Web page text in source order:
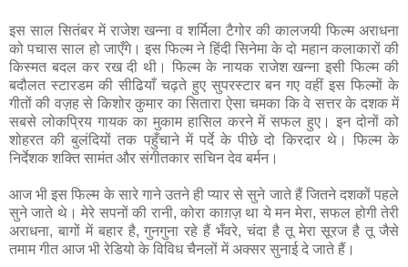
इस साल सितंबर में राजेश खन्ना व शर्मिला टैगोर की कालजयी फिल्म अराधना
को पचास साल हो जाएँगे। इस फिल्म ने हिंदी सिनेमा के दो महान कलाकारों की
किस्मत बदल कर रख दी थी। फिल्म के नायक राजेश खन्ना इसी फिल्म की
बदौलत स्टारडम की सीढियाँ चढ़ते हुए सुपरस्टार बन गए वहीं इस फिल्मों के
गीतों की वज़ह से किशोर कुमार का सितारा ऐसा चमका कि वे सत्तर के दशक में
सबसे लोकप्रिय गायक का मुकाम हासिल करने में सफल हुए। इन दोनों को
शोहरत की बुलंदियों तक पहुँचाने में पर्दे के पीछे दो किरदार थे। फिल्म के
निर्देशक शक्ति सामंत और संगीतकार सचिन देव बर्मन।
आज भी इस फिल्म के सारे गाने उतने ही प्यार से सुने जाते हैं जितने दशकों पहले
सुने जाते थे। मेरे सपनों की रानी, कोरा काग़ज़ था ये मन मेरा, सफल होगी तेरी
अराधना, बागों में बहार है, गुनगुना रहे हैं भँवरे, चंदा है तू मेरा सूरज है तू जैसे
तमाम गीत आज भी रेडियो के विविध चैनलों में अक्सर सुनाई दे जाते हैं।